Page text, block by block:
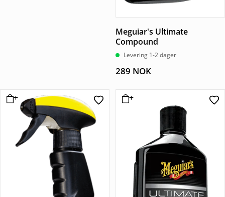
Meguiar's Ultimate
Compound
Levering 1-2 dager
289 NOK